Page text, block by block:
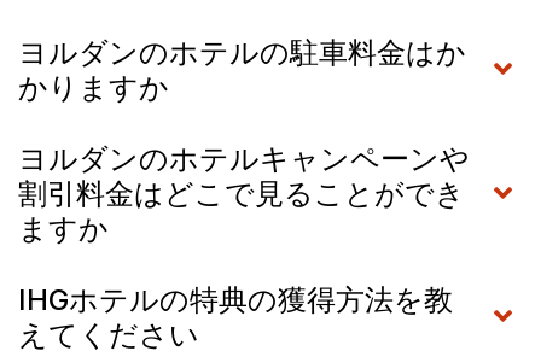
ヨルダンのホテルの駐車料金はか
かりますか
ヨルダンのホテルキャンペーンや
割引料金はどこで見ることができ
ますか
IHGホテルの特典の獲得方法を教
えてください